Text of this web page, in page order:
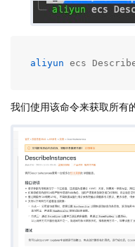
aliyun ecs
我们使用该命令来获取所有